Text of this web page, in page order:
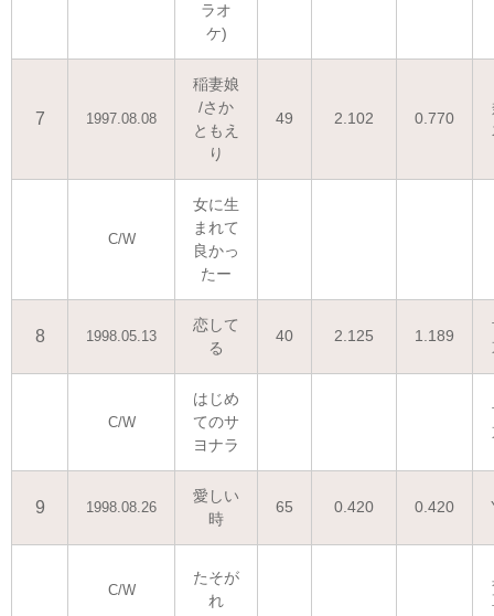
ラオ
ケ)
7 1997.08.08
稲妻娘
/さか
ともえ
り
49 2.102 0.770
C/W
女に生
まれて
良かっ
たー
8 1998.05.13
恋して
る
40 2.125 1.189
C/W
はじめ
てのサ
ヨナラ
9 1998.08.26
愛しい
時
65 0.420 0.420
C/W
たそが
れ